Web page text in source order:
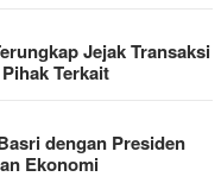
Jejak Transaksi
Terkait
dengan Presiden
Ekonomi